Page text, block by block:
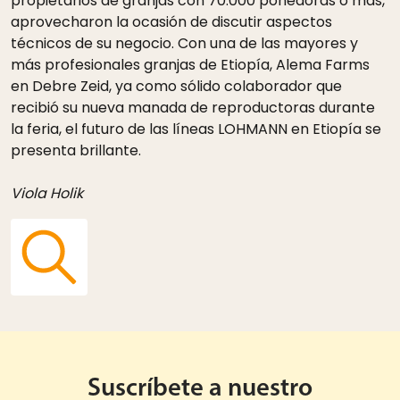
aprovecharon la ocasión de discutir aspectos
técnicos de su negocio. Con una de las mayores y
más profesionales granjas de Etiopía, Alema Farms
en Debre Zeid, ya como sólido colaborador que
recibió su nueva manada de reproductoras durante
la feria, el futuro de las líneas LOHMANN en Etiopía se
presenta brillante.
Viola Holik
Suscríbete a nuestro